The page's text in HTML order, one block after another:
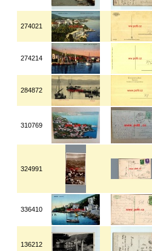
274021
274214
284872
310769
324991
336410
136212